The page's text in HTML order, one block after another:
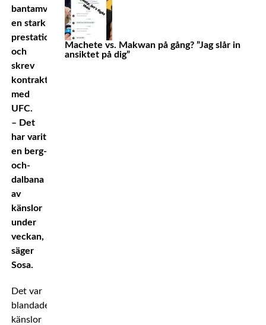
bantamviktaren
en stark
prestation
och
skrev
kontrakt
med
UFC.
– Det
har varit
en berg-
och-
dalbana
av
känslor
under
veckan,
säger
Sosa.
Det var
blandade
känslor
Machete vs. Makwan på gång? ”Jag slår in
ansiktet på dig”